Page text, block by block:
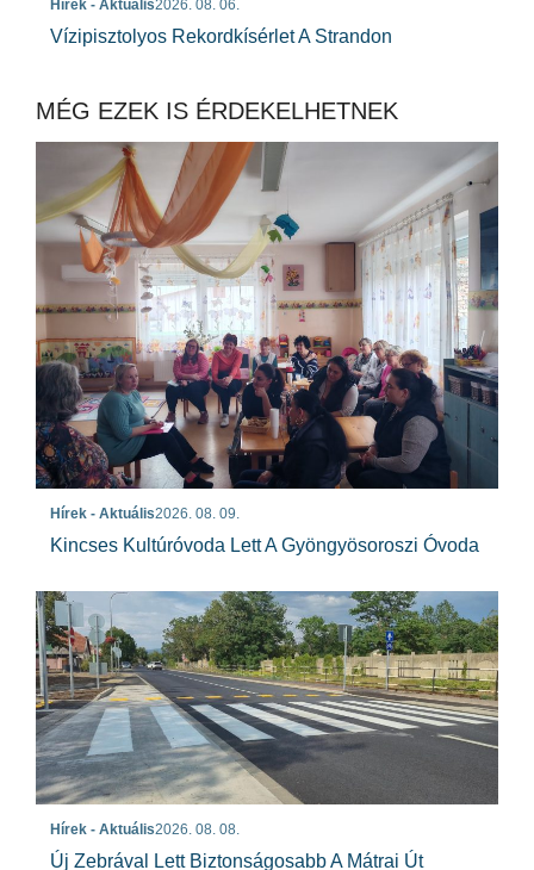
Hírek - Aktuális2026. 08. 06.
Vízipisztolyos Rekordkísérlet A Strandon
MÉG EZEK IS ÉRDEKELHETNEK
Hírek - Aktuális2026. 08. 09.
Kincses Kultúróvoda Lett A Gyöngyösoroszi Óvoda
Hírek - Aktuális2026. 08. 08.
Új Zebrával Lett Biztonságosabb A Mátrai Út